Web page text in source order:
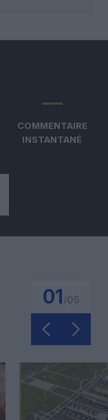
COMMENTAIRE
INSTANTANÉ
01